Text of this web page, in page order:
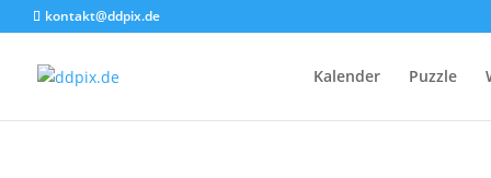
kontakt@ddpix.de
Kalender Puzzle